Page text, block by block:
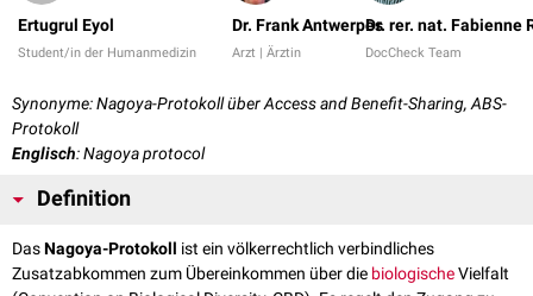
Ertugrul Eyol
Student/in der Humanmedizin
Dr. Frank Antwerpes
Arzt | Ärztin
Dr. rer. nat. Fabienne
DocCheck Team
Synonyme: Nagoya-Protokoll über Access and Benefit-Sharing, ABS-
Protokoll
Englisch: Nagoya protocol
Definition
DasNagoya-Protokoll ist ein völkerrechtlich verbindliches
Zusatzabkommen zum Übereinkommen über die biologischeVielfalt